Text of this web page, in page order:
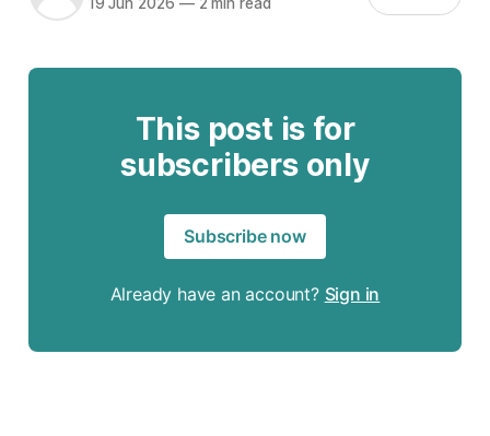
19 Jun 2026 —2 min read
This post is for
subscribers only
Subscribe now
Already have an account? Sign in